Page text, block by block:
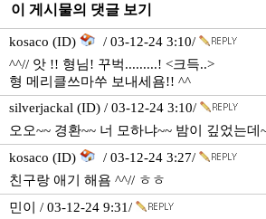
이 게시물의 댓글 보기
kosaco (ID)
/ 03-12-24 3:10/
^^// 앗 !! 형님! 꾸벅.........! <크득..>
형 메리클쓰마쑤 보내세욤!! ^^
silverjackal (ID) / 03-12-24 3:10/
오오~~ 경환~~ 너 모하냐~~ 밤이 깊었는데
kosaco (ID)
/ 03-12-24 3:27/
친구랑 애기 해욤 ^^// ㅎㅎ
민이 / 03-12-24 9:31/